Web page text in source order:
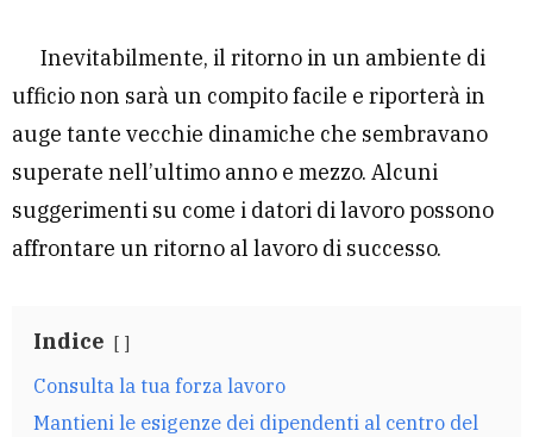
Inevitabilmente, il ritorno in un ambiente di
ufficio non sarà un compito facile e riporterà in
auge tante vecchie dinamiche che sembravano
superate nell’ultimo anno e mezzo. Alcuni
suggerimenti su come i datori di lavoro possono
affrontare un ritorno al lavoro di successo.
Indice
Consulta la tua forza lavoro
Mantieni le esigenze dei dipendenti al centro del